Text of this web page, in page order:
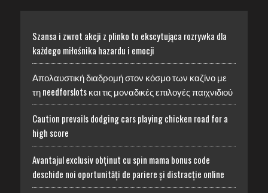
Szansa i zwrot akcji z plinko to ekscytująca rozrywka dla
każdego miłośnika hazardu i emocji
Απολαυστική διαδρομή στον κόσμο των καζίνο με
τη needforslots και τις μοναδικές επιλογές παιχνιδιού
Caution prevails dodging cars playing chicken road for a
high score
Avantajul exclusiv obținut cu spin mama bonus code
deschide noi oportunități de pariere și distracție online